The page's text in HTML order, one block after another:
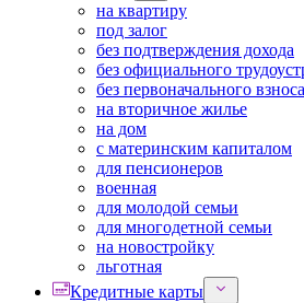
на квартиру
под залог
без подтверждения дохода
без официального
без первоначального взноса
на вторичное жилье
на дом
с материнским капиталом
для пенсионеров
военная
для молодой семьи
для многодетной семьи
на новостройку
льготная
Кредитные карты